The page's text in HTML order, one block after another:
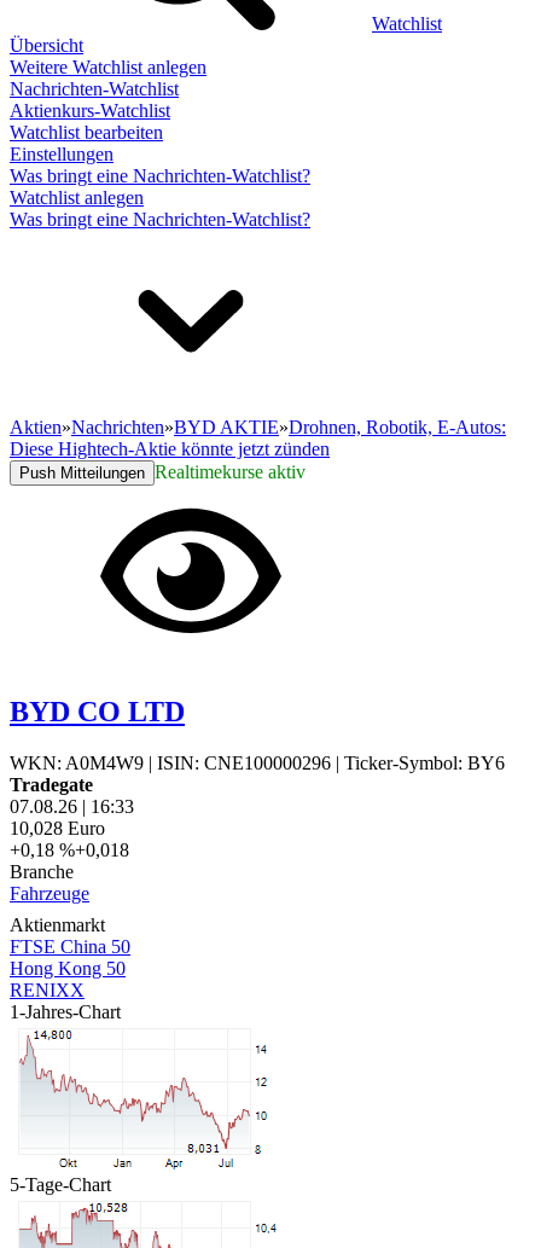
Watchlist
Übersicht
Weitere Watchlist anlegen
Nachrichten-Watchlist
Aktienkurs-Watchlist
Watchlist bearbeiten
Einstellungen
Was bringt eine Nachrichten-Watchlist?
Watchlist anlegen
Was bringt eine Nachrichten-Watchlist?
Aktien»Nachrichten»BYD AKTIE»Drohnen, Robotik, E-Autos:
Diese Hightech-Aktie könnte jetzt zünden
Push Mitteilungen Realtimekurse aktiv
BYD CO LTD
WKN: A0M4W9 | ISIN: CNE100000296 | Ticker-Symbol: BY6
Tradegate
07.08.26 | 16:33
10,028 Euro
+0,18 %+0,018
Branche
Fahrzeuge
Aktienmarkt
FTSE China 50
Hong Kong 50
RENIXX
1-Jahres-Chart
5-Tage-Chart